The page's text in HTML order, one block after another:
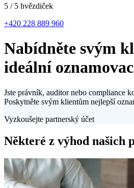
5 / 5 hvězdiček
+420 228 889 960
Nabídněte svým
ideální
Jste právník, auditor nebo compliance
Poskytněte svým klientům nejlepší
Vyzkoušejte partnerský účet
Některé z výhod našich